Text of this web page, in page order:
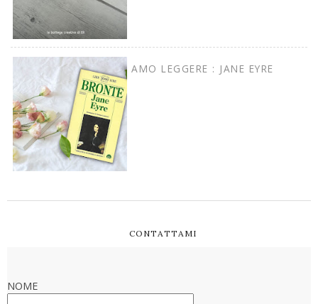
AMO LEGGERE : JANE EYRE
CONTATTAMI
NOME